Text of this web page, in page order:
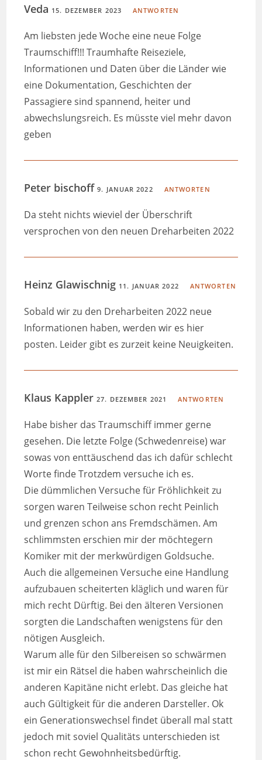
Veda 15. DEZEMBER 2023 ANTWORTEN
Am liebsten jede Woche eine neue Folge
Traumschiff!!! Traumhafte Reiseziele,
Informationen und Daten über die Länder wie
eine Dokumentation, Geschichten der
Passagiere sind spannend, heiter und
abwechslungsreich. Es müsste viel mehr davon
geben
Peter bischoff9. JANUAR 2022 ANTWORTEN
Da steht nichts wieviel der Überschrift
versprochen von den neuen Dreharbeiten 2022
Heinz Glawischnig 11. JANUAR 2022 ANTWORTEN
Sobald wir zu den Dreharbeiten 2022 neue
Informationen haben, werden wir es hier
posten. Leider gibt es zurzeit keine Neuigkeiten.
Klaus Kappler27. DEZEMBER 2021 ANTWORTEN
Habe bisher das Traumschiff immer gerne
gesehen. Die letzte Folge (Schwedenreise) war
sowas von enttäuschend das ich dafür schlecht
Worte finde Trotzdem versuche ich es.
Die dümmlichen Versuche für Fröhlichkeit zu
sorgen waren Teilweise schon recht Peinlich
und grenzen schon ans Fremdschämen. Am
schlimmsten erschien mir der möchtegern
Komiker mit der merkwürdigen Goldsuche.
Auch die allgemeinen Versuche eine Handlung
aufzubauen scheiterten kläglich und waren für
mich recht Dürftig. Bei den älteren Versionen
sorgten die Landschaften wenigstens für den
nötigen Ausgleich.
Warum alle für den Silbereisen so schwärmen
ist mir ein Rätsel die haben wahrscheinlich die
anderen Kapitäne nicht erlebt. Das gleiche hat
auch Gültigkeit für die anderen Darsteller. Ok
ein Generationswechsel findet überall mal statt
jedoch mit soviel Qualitäts unterschieden ist
schon recht Gewohnheitsbedürftig.